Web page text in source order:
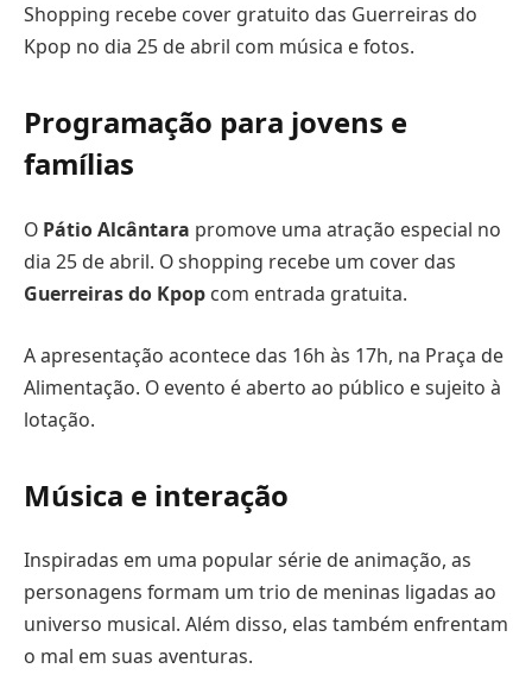
Shopping recebe cover gratuito das Guerreiras do
Kpop no dia 25 de abril com música e fotos.
Programação para jovens e
famílias
O Pátio Alcântara promove uma atração especial no
dia 25 de abril. O shopping recebe um cover das
Guerreiras do Kpop com entrada gratuita.
A apresentação acontece das 16h às 17h, na Praça de
Alimentação. O evento é aberto ao público e sujeito à
lotação.
Música e interação
Inspiradas em uma popular série de animação, as
personagens formam um trio de meninas ligadas ao
universo musical. Além disso, elas também enfrentam
o mal em suas aventuras.